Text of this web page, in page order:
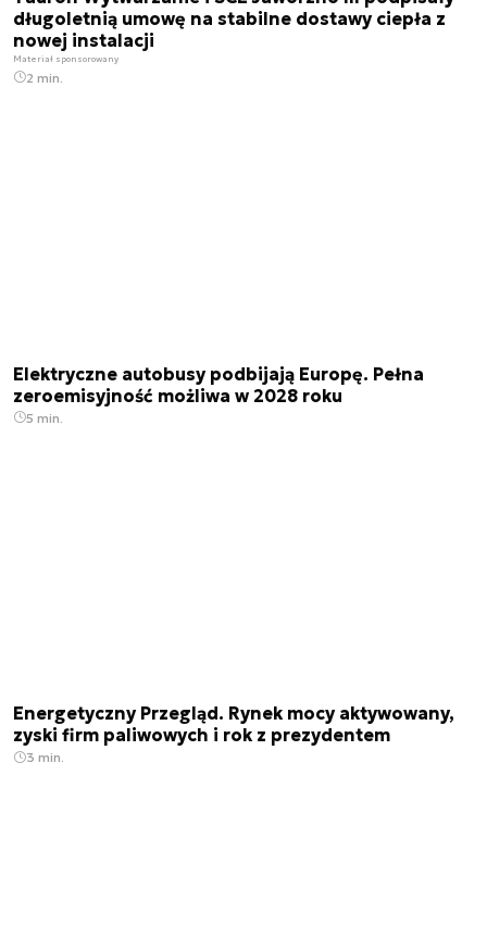
długoletnią umowę na stabilne dostawy ciepła z
nowej instalacji
Materiał sponsorowany
2 min.
Elektryczne autobusy podbijają Europę. Pełna
zeroemisyjność możliwa w 2028 roku
5 min.
Energetyczny Przegląd. Rynek mocy aktywowany,
zyski firm paliwowych i rok z prezydentem
3 min.